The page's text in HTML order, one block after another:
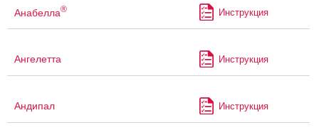
Анабелла® Инструкция
Ангелетта Инструкция
Андипал Инструкция